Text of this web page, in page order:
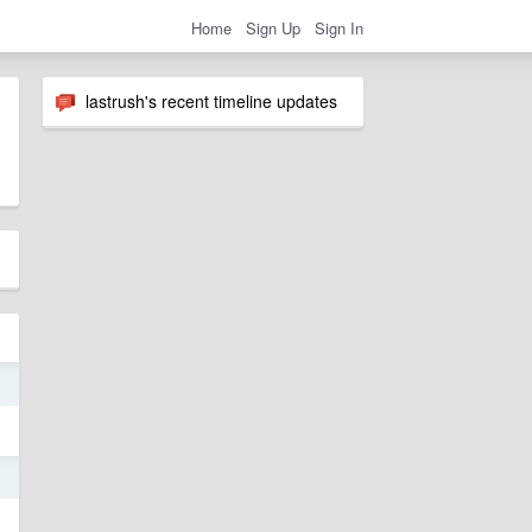
Home Sign Up Sign In
lastrush's recent timeline updates